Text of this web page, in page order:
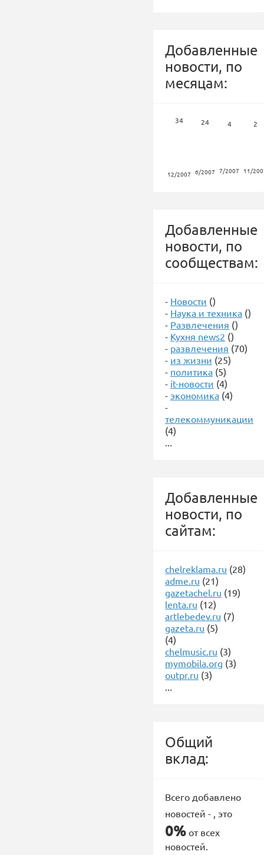
Добавленные
новости, по
месяцам:
34
12/2007
24
6/2007
4
7/2007
2
11/
Добавленные
новости, по
сообществам:
- Новости ()
- Наука и техника ()
- Развлечения ()
- Кухня news2 ()
- развлечения (70)
- из жизни (25)
- политика (5)
- it-новости (4)
- экономика (4)
-
телекоммуникации
(4)
...
Добавленные
новости, по
сайтам:
chelreklama.ru (28)
adme.ru (21)
gazetachel.ru (19)
lenta.ru (12)
artlebedev.ru (7)
gazeta.ru (5)
(4)
chelmusic.ru (3)
mymobila.org (3)
outpr.ru (3)
...
Общий
вклад:
Всего добавлено
новостей - , это
0% от всех
новостей.